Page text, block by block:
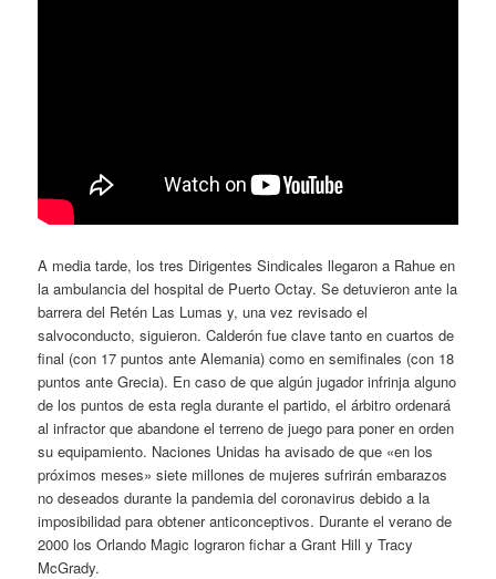
A media tarde, los tres Dirigentes Sindicales llegaron a Rahue en
la ambulancia del hospital de Puerto Octay. Se detuvieron ante la
barrera del Retén Las Lumas y, una vez revisado el
salvoconducto, siguieron. Calderón fue clave tanto en cuartos de
final (con 17 puntos ante Alemania) como en semifinales (con 18
puntos ante Grecia). En caso de que algún jugador infrinja alguno
de los puntos de esta regla durante el partido, el árbitro ordenará
al infractor que abandone el terreno de juego para poner en orden
su equipamiento. Naciones Unidas ha avisado de que «en los
próximos meses» siete millones de mujeres sufrirán embarazos
no deseados durante la pandemia del coronavirus debido a la
imposibilidad para obtener anticonceptivos. Durante el verano de
2000 los Orlando Magic lograron fichar a Grant Hill y Tracy
McGrady.